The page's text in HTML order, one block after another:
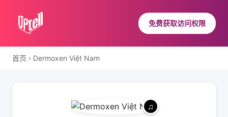
免费获取访问权限
首页 › Dermoxen Việt Nam